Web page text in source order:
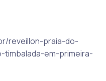
reveillon-praia-do-
em-primeira-